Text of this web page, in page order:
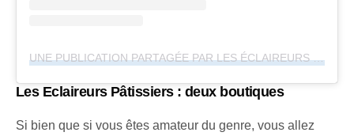
UNE PUBLICATION PARTAGÉE PAR LES ÉCLAIREURS PÂTISSIERS (@LESECLAIREURSPATISSIERS_LYON)
Les Eclaireurs Pâtissiers : deux boutiques
Si bien que si vous êtes amateur du genre, vous allez